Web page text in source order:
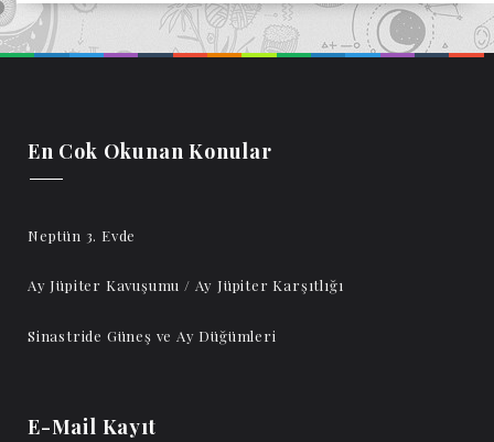
En Cok Okunan Konular
Neptün 3. Evde
Ay Jüpiter Kavuşumu / Ay Jüpiter Karşıtlığı
Sinastride Güneş ve Ay Düğümleri
E-Mail Kayıt